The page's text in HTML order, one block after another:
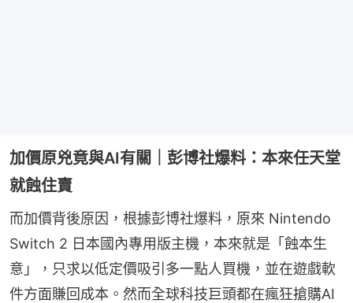
加價原兇竟與AI有關｜彭博社爆料：本來任天堂
就蝕住賣
而加價背後原因，根據彭博社爆料，原來 Nintendo
Switch 2 日本國內專用版主機，本來就是「蝕本生
意」，只求以低定價吸引多一點人買機，並在遊戲軟
件方面賺回成本。然而全球科技巨頭都在瘋狂搶購AI